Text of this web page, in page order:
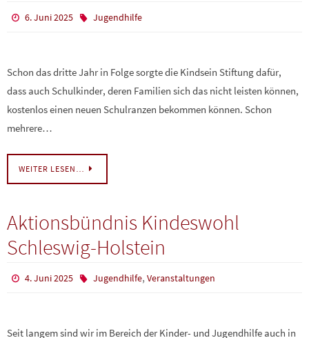
6. Juni 2025 Jugendhilfe
Schon das dritte Jahr in Folge sorgte die Kindsein Stiftung dafür,
dass auch Schulkinder, deren Familien sich das nicht leisten können,
kostenlos einen neuen Schulranzen bekommen können. Schon
mehrere…
WEITER LESEN…
Aktionsbündnis Kindeswohl
Schleswig-Holstein
4. Juni 2025 Jugendhilfe, Veranstaltungen
Seit langem sind wir im Bereich der Kinder- und Jugendhilfe auch in